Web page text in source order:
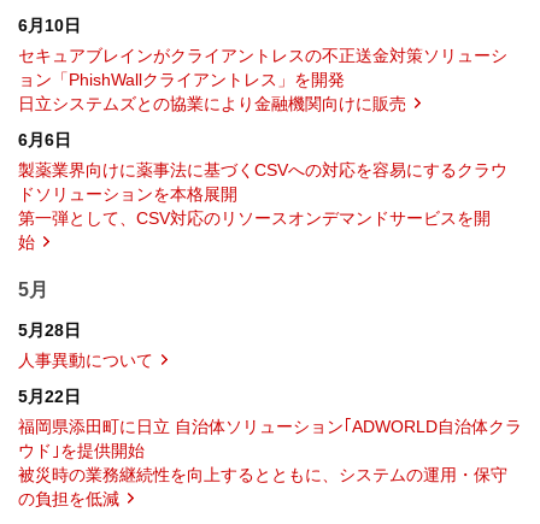
6月10日
セキュアブレインがクライアントレスの不正送金対策ソリューシ
ョン「PhishWallクライアントレス」を開発
日立システムズとの協業により金融機関向けに販売
6月6日
製薬業界向けに薬事法に基づくCSVへの対応を容易にするクラウ
ドソリューションを本格展開
第一弾として、CSV対応のリソースオンデマンドサービスを開
始
5月
5月28日
人事異動について
5月22日
福岡県添田町に日立 自治体ソリューション｢ADWORLD自治体クラ
ウド｣を提供開始
被災時の業務継続性を向上するとともに、システムの運用・保守
の負担を低減